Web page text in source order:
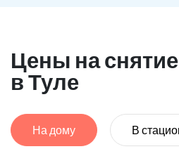
Цены на
в Туле
На дому В